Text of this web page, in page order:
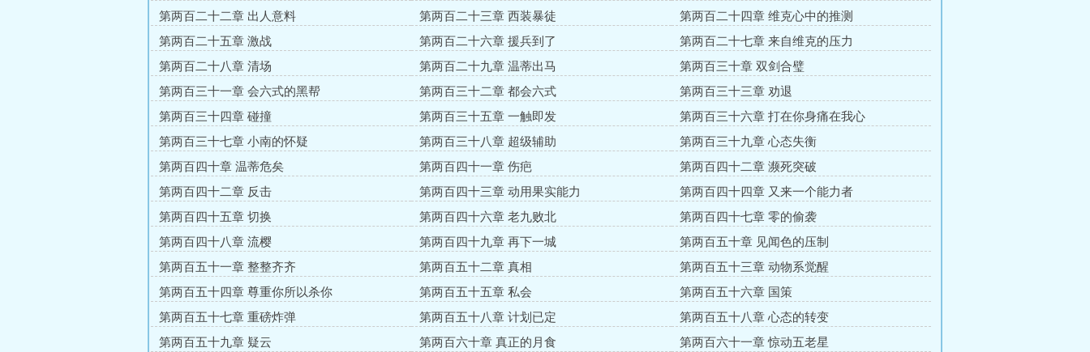
第两百二十二章 出人意料
第两百二十三章 西装暴徒
第两百二十四章 维克心中的推测
第两百二十五章 激战
第两百二十六章 援兵到了
第两百二十七章 来自维克的压力
第两百二十八章 清场
第两百二十九章 温蒂出马
第两百三十章 双剑合璧
第两百三十一章 会六式的黑帮
第两百三十二章 都会六式
第两百三十三章 劝退
第两百三十四章 碰撞
第两百三十五章 一触即发
第两百三十六章 打在你身痛在我心
第两百三十七章 小南的怀疑
第两百三十八章 超级辅助
第两百三十九章 心态失衡
第两百四十章 温蒂危矣
第两百四十一章 伤疤
第两百四十二章 濒死突破
第两百四十二章 反击
第两百四十三章 动用果实能力
第两百四十四章 又来一个能力者
第两百四十五章 切换
第两百四十六章 老九败北
第两百四十七章 零的偷袭
第两百四十八章 流樱
第两百四十九章 再下一城
第两百五十章 见闻色的压制
第两百五十一章 整整齐齐
第两百五十二章 真相
第两百五十三章 动物系觉醒
第两百五十四章 尊重你所以杀你
第两百五十五章 私会
第两百五十六章 国策
第两百五十七章 重磅炸弹
第两百五十八章 计划已定
第两百五十八章 心态的转变
第两百五十九章 疑云
第两百六十章 真正的月食 第两百六十一章 惊动五老星